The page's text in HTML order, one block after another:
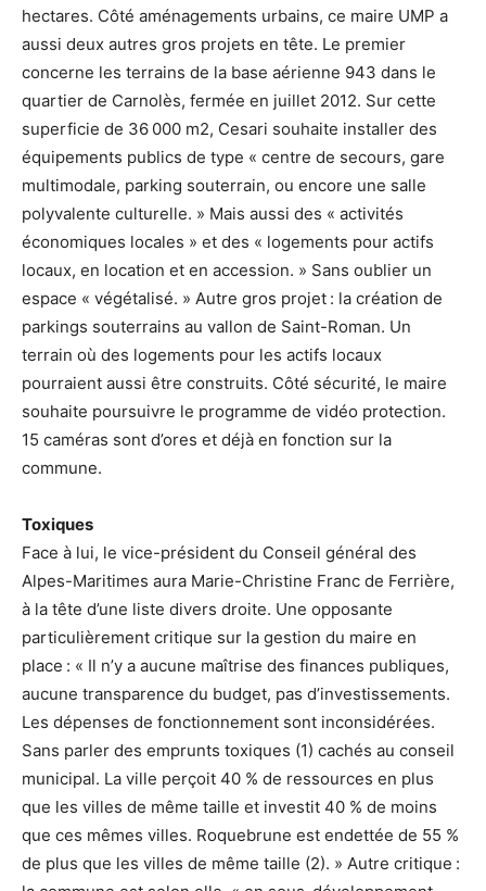
hectares. Côté aménagements urbains, ce maire UMP a
aussi deux autres gros projets en tête. Le premier
concerne les terrains de la base aérienne 943 dans le
quartier de Carnolès, fermée en juillet 2012. Sur cette
superficie de 36 000 m2, Cesari souhaite installer des
équipements publics de type « centre de secours, gare
multimodale, parking souterrain, ou encore une salle
polyvalente culturelle. » Mais aussi des « activités
économiques locales » et des « logements pour actifs
locaux, en location et en accession. » Sans oublier un
espace « végétalisé. » Autre gros projet : la création de
parkings souterrains au vallon de Saint-Roman. Un
terrain où des logements pour les actifs locaux
pourraient aussi être construits. Côté sécurité, le maire
souhaite poursuivre le programme de vidéo protection.
15 caméras sont d’ores et déjà en fonction sur la
commune.
Toxiques
Face à lui, le vice-président du Conseil général des
Alpes-Maritimes aura Marie-Christine Franc de Ferrière,
à la tête d’une liste divers droite. Une opposante
particulièrement critique sur la gestion du maire en
place : « Il n’y a aucune maîtrise des finances publiques,
aucune transparence du budget, pas d’investissements.
Les dépenses de fonctionnement sont inconsidérées.
Sans parler des emprunts toxiques (1) cachés au conseil
municipal. La ville perçoit 40 % de ressources en plus
que les villes de même taille et investit 40 % de moins
que ces mêmes villes. Roquebrune est endettée de 55 %
de plus que les villes de même taille (2). » Autre critique :